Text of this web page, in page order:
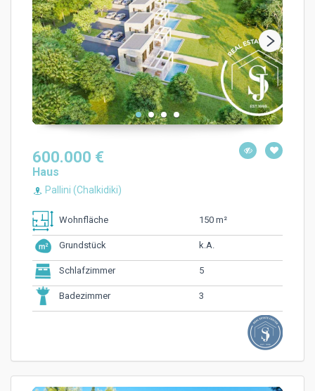
600.000 €
Haus
Pallini (Chalkidiki)
Wohnfläche 150 m²
Grundstück k.A.
Schlafzimmer 5
Badezimmer 3